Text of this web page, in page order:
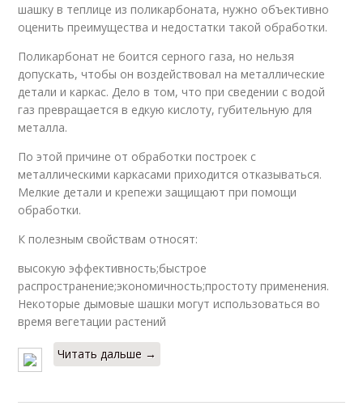
Дымовые шашки Шашки для теплицы
Шашка для теплиц Шашка в теплице
шашку в теплице из поликарбоната, нужно объективно
оценить преимущества и недостатки такой обработки.
Поликарбонат не боится серного газа, но нельзя
допускать, чтобы он воздействовал на металлические
детали и каркас. Дело в том, что при сведении с водой
газ превращается в едкую кислоту, губительную для
металла.
По этой причине от обработки построек с
металлическими каркасами приходится отказываться.
Мелкие детали и крепежи защищают при помощи
обработки.
К полезным свойствам относят:
высокую эффективность;быстрое
распространение;экономичность;простоту применения.
Некоторые дымовые шашки могут использоваться во
время вегетации растений
Читать дальше →